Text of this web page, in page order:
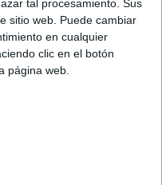
tal procesamiento. Sus
sitio web. Puede cambiar
en cualquier
clic en el botón
página web.
Josep
aleshores que estan
complir la
que les AMPA